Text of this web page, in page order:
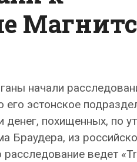
начали
эстонское
денег, похищенных, по
Браудера, из
расследование ведет